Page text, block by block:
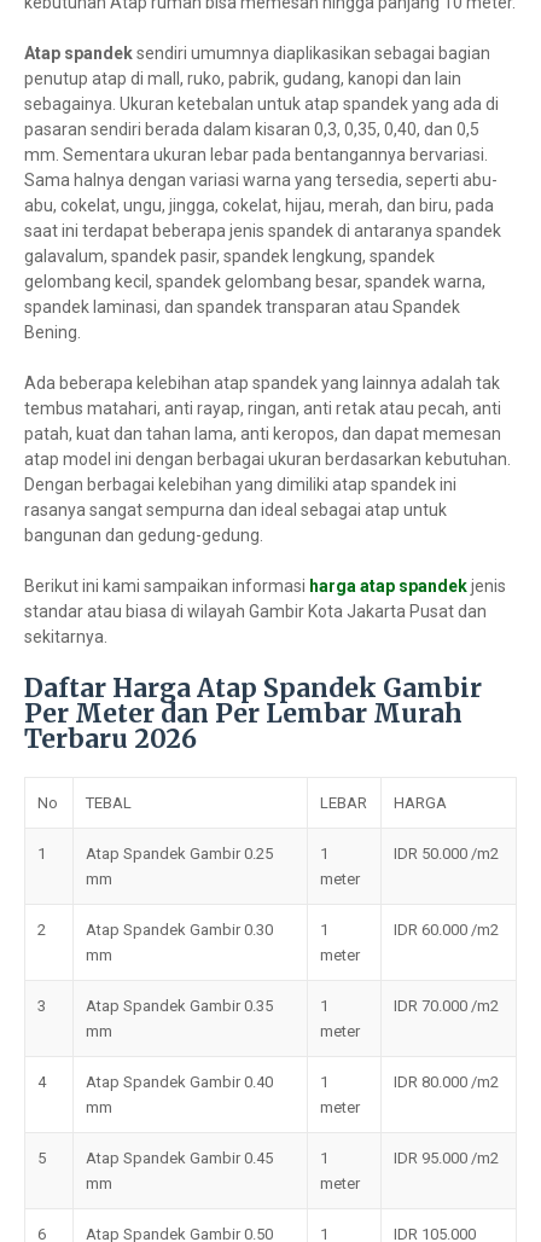
Atap spandeksendiri umumnya diaplikasikan sebagai bagian
penutup atap di mall, ruko, pabrik, gudang, kanopi dan lain
sebagainya. Ukuran ketebalan untuk atap spandek yang ada di
pasaran sendiri berada dalam kisaran 0,3, 0,35, 0,40, dan 0,5
mm. Sementara ukuran lebar pada bentangannya bervariasi.
Sama halnya dengan variasi warna yang tersedia, seperti abu-
abu, cokelat, ungu, jingga, cokelat, hijau, merah, dan biru, pada
saat ini terdapat beberapa jenis spandek di antaranya spandek
galavalum, spandek pasir, spandek lengkung, spandek
gelombang kecil, spandek gelombang besar, spandek warna,
spandek laminasi, dan spandek transparan atau Spandek
Bening.
Ada beberapa kelebihan atap spandek yang lainnya adalah tak
tembus matahari, anti rayap, ringan, anti retak atau pecah, anti
patah, kuat dan tahan lama, anti keropos, dan dapat memesan
atap model ini dengan berbagai ukuran berdasarkan kebutuhan.
Dengan berbagai kelebihan yang dimiliki atap spandek ini
rasanya sangat sempurna dan ideal sebagai atap untuk
bangunan dan gedung-gedung.
Berikut ini kami sampaikan informasi harga atap spandekjenis
standar atau biasa di wilayah Gambir Kota Jakarta Pusat dan
sekitarnya.
Daftar Harga Atap Spandek Gambir
Per Meter dan Per Lembar Murah
Terbaru 2026
No TEBAL LEBAR HARGA
1
Atap Spandek Gambir 0.25
mm
1
meter
IDR 50.000 /m2
2
Atap Spandek Gambir 0.30
mm
1
meter
IDR 60.000 /m2
3
Atap Spandek Gambir 0.35
mm
1
meter
IDR 70.000 /m2
4
Atap Spandek Gambir 0.40
mm
1
meter
IDR 80.000 /m2
5
Atap Spandek Gambir 0.45
mm
1
meter
IDR 95.000 /m2
6 Atap Spandek Gambir 0.50 1 IDR 105.000